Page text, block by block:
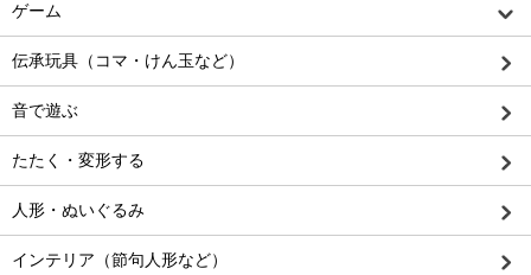
ゲーム
伝承玩具（コマ・けん玉など）
音で遊ぶ
たたく・変形する
人形・ぬいぐるみ
インテリア（節句人形など）